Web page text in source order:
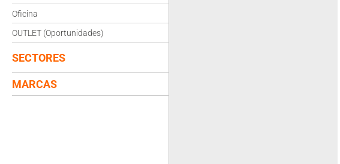
Oficina
OUTLET (Oportunidades)
SECTORES
MARCAS